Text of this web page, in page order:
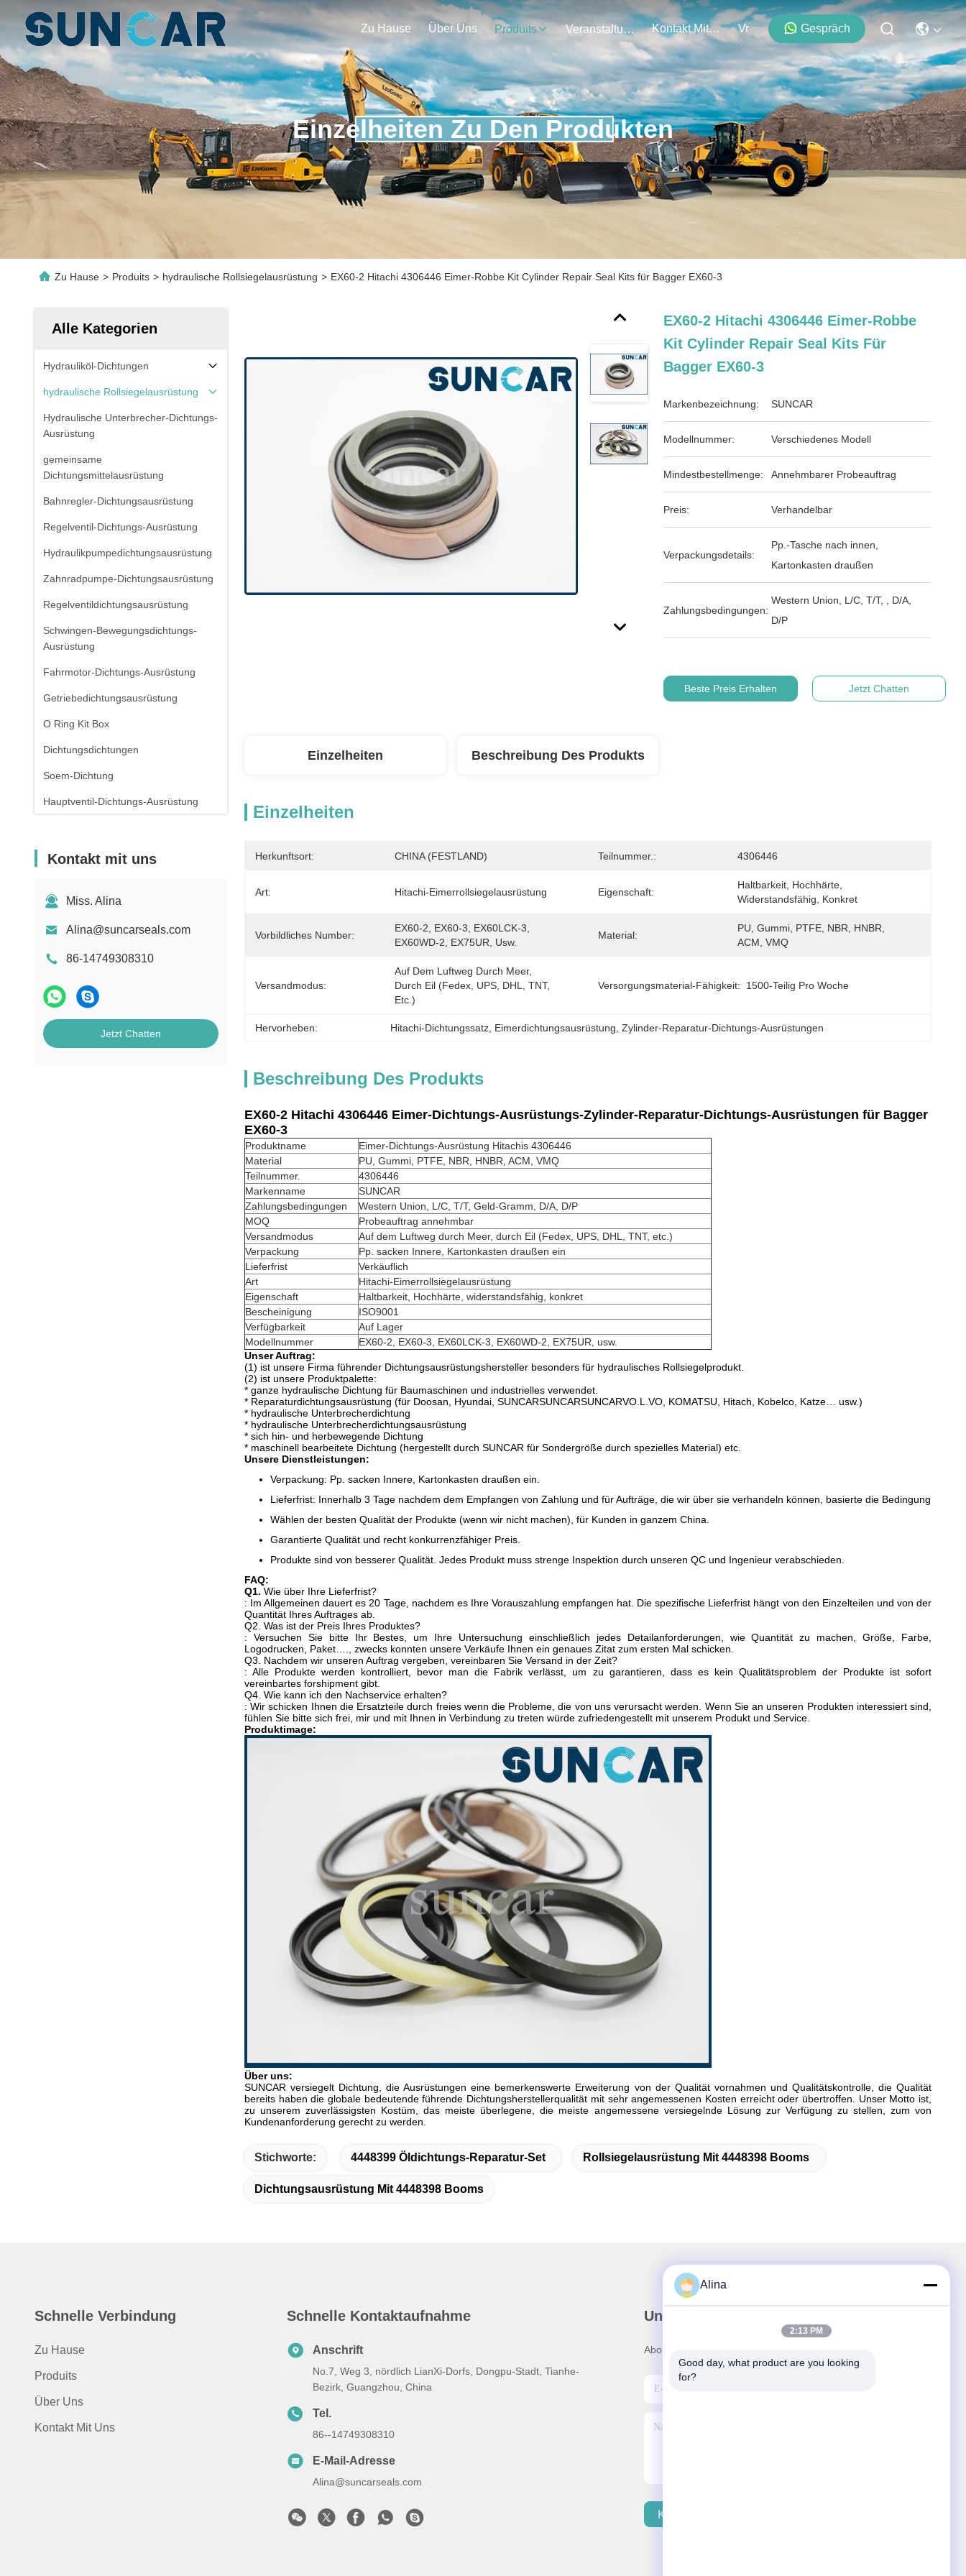
Zu Hause Über Uns Produits Veranstaltungen Kontakt Mit Uns Vr Gespräch
Einzelheiten Zu Den Produkten
Zu Hause > Produits > hydraulische Rollsiegelausrüstung > EX60-2 Hitachi 4306446 Eimer-Robbe Kit Cylinder Repair Seal Kits für Bagger EX60-3
Alle Kategorien
Hydrauliköl-Dichtungen
hydraulische Rollsiegelausrüstung
Hydraulische Unterbrecher-Dichtungs-
Ausrüstung
gemeinsame
Dichtungsmittelausrüstung
Bahnregler-Dichtungsausrüstung
Regelventil-Dichtungs-Ausrüstung
Hydraulikpumpedichtungsausrüstung
Zahnradpumpe-Dichtungsausrüstung
Regelventildichtungsausrüstung
Schwingen-Bewegungsdichtungs-
Ausrüstung
Fahrmotor-Dichtungs-Ausrüstung
Getriebedichtungsausrüstung
O Ring Kit Box
Dichtungsdichtungen
Soem-Dichtung
Hauptventil-Dichtungs-Ausrüstung
Kontakt mit uns
Miss. Alina
Alina@suncarseals.com
86-14749308310
Jetzt Chatten
EX60-2 Hitachi 4306446 Eimer-Robbe
Kit Cylinder Repair Seal Kits Für
Bagger EX60-3
Markenbezeichnung: SUNCAR
Modellnummer: Verschiedenes Modell
Mindestbestellmenge: Annehmbarer Probeauftrag
Preis: Verhandelbar
Verpackungsdetails:
Pp.-Tasche nach innen,
Kartonkasten draußen
Zahlungsbedingungen:
Western Union, L/C, T/T, , D/A,
D/P
Beste Preis Erhalten Jetzt Chatten
Einzelheiten Beschreibung Des Produkts
Einzelheiten
Herkunftsort: CHINA (FESTLAND) Teilnummer.: 4306446
Art: Hitachi-Eimerrollsiegelausrüstung Eigenschaft:
Haltbarkeit, Hochhärte,
Widerstandsfähig, Konkret
Vorbildliches Number:
EX60-2, EX60-3, EX60LCK-3,
EX60WD-2, EX75UR, Usw.
Material:
PU, Gummi, PTFE, NBR, HNBR,
ACM, VMQ
Versandmodus:
Auf Dem Luftweg Durch Meer,
Durch Eil (Fedex, UPS, DHL, TNT,
Etc.)
Versorgungsmaterial-Fähigkeit: 1500-Teilig Pro Woche
Hervorheben: Hitachi-Dichtungssatz Eimerdichtungsausrüstung , Zylinder-Reparatur-Dichtungs-Ausrüstungen
Beschreibung Des Produkts
EX60-2 Hitachi 4306446 Eimer-Dichtungs-Ausrüstungs-Zylinder-Reparatur-Dichtungs-Ausrüstungen für Bagger
EX60-3
Produktname
Eimer-Dichtungs-Ausrüstung Hitachis 4306446
Material
PU, Gummi, PTFE, NBR, HNBR, ACM, VMQ
Teilnummer.
4306446
Markenname
SUNCAR
Zahlungsbedingungen
Western Union, L/C, T/T, Geld-Gramm, D/A, D/P
MOQ
Probeauftrag annehmbar
Versandmodus
Auf dem Luftweg durch Meer, durch Eil (Fedex, UPS, DHL, TNT, etc.)
Verpackung
Pp. sacken Innere, Kartonkasten draußen ein
Lieferfrist
Verkäuflich
Art
Hitachi-Eimerrollsiegelausrüstung
Eigenschaft
Haltbarkeit, Hochhärte, widerstandsfähig, konkret
Bescheinigung
ISO9001
Verfügbarkeit
Auf Lager
Modellnummer
EX60-2, EX60-3, EX60LCK-3, EX60WD-2, EX75UR, usw.
Unser Auftrag:
(1) ist unsere Firma führender Dichtungsausrüstungshersteller besonders für hydraulisches Rollsiegelprodukt.
(2) ist unsere Produktpalette:
* ganze hydraulische Dichtung für Baumaschinen und industrielles verwendet.
* Reparaturdichtungsausrüstung (für Doosan, Hyundai, SUNCARSUNCARSUNCARVO.L.VO, KOMATSU, Hitach, Kobelco, Katze… usw.)
* hydraulische Unterbrecherdichtung
* hydraulische Unterbrecherdichtungsausrüstung
* sich hin- und herbewegende Dichtung
* maschinell bearbeitete Dichtung (hergestellt durch SUNCAR für Sondergröße durch spezielles Material) etc.
Unsere Dienstleistungen:
Verpackung: Pp. sacken Innere, Kartonkasten draußen ein.
Lieferfrist: Innerhalb 3 Tage nachdem dem Empfangen von Zahlung und für Aufträge, die wir über sie verhandeln können, basierte die Bedingung
Wählen der besten Qualität der Produkte (wenn wir nicht machen), für Kunden in ganzem China.
Garantierte Qualität und recht konkurrenzfähiger Preis.
Produkte sind von besserer Qualität. Jedes Produkt muss strenge Inspektion durch unseren QC und Ingenieur verabschieden.
FAQ:
Q1. Wie über Ihre Lieferfrist?
: Im Allgemeinen dauert es 20 Tage, nachdem es Ihre Vorauszahlung empfangen hat. Die spezifische Lieferfrist hängt von den Einzelteilen und von der
Quantität Ihres Auftrages ab.
Q2. Was ist der Preis Ihres Produktes?
: Versuchen Sie bitte Ihr Bestes, um Ihre Untersuchung einschließlich jedes Detailanforderungen, wie Quantität zu machen, Größe, Farbe,
Logodrucken, Paket…., zwecks konnten unsere Verkäufe Ihnen ein genaues Zitat zum ersten Mal schicken.
Q3. Nachdem wir unseren Auftrag vergeben, vereinbaren Sie Versand in der Zeit?
: Alle Produkte werden kontrolliert, bevor man die Fabrik verlässt, um zu garantieren, dass es kein Qualitätsproblem der Produkte ist sofort
vereinbartes forshipment gibt.
Q4. Wie kann ich den Nachservice erhalten?
: Wir schicken Ihnen die Ersatzteile durch freies wenn die Probleme, die von uns verursacht werden. Wenn Sie an unseren Produkten interessiert sind,
fühlen Sie bitte sich frei, mir und mit Ihnen in Verbindung zu treten würde zufriedengestellt mit unserem Produkt und Service.
Produktimage:
Über uns:
SUNCAR versiegelt Dichtung, die Ausrüstungen eine bemerkenswerte Erweiterung von der Qualität vornahmen und Qualitätskontrolle, die Qualität
bereits haben die globale bedeutende führende Dichtungsherstellerqualität mit sehr angemessenen Kosten erreicht oder übertroffen. Unser Motto ist,
zu unserem zuverlässigsten Kostüm, das meiste überlegene, die meiste angemessene versiegelnde Lösung zur Verfügung zu stellen, zum von
Kundenanforderung gerecht zu werden.
Stichworte: 4448399 Öldichtungs-Reparatur-Set Rollsiegelausrüstung Mit 4448398 Booms
Dichtungsausrüstung Mit 4448398 Booms
Schnelle Verbindung
Zu Hause
Produits
Über Uns
Kontakt Mit Uns
Schnelle Kontaktaufnahme
Anschrift
No.7, Weg 3, nördlich LianXi-Dorfs, Dongpu-Stadt, Tianhe-
Bezirk, Guangzhou, China
Tel.
86--14749308310
E-Mail-Adresse
Alina@suncarseals.com
Unser Newsletter
Abonnieren Sie unseren Newsletter für Rabatte und mehr.
Kontakt Mit Uns
Alina
2:13 PM
Good day, what product are you looking
for?